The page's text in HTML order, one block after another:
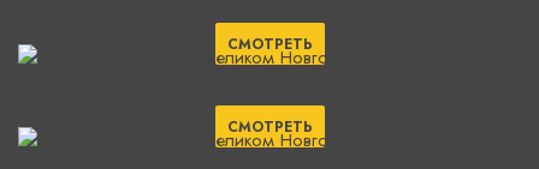
СМОТРЕТЬ
СМОТРЕТЬ